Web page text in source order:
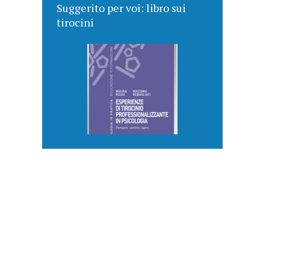
Suggerito per voi: libro sui
tirocini